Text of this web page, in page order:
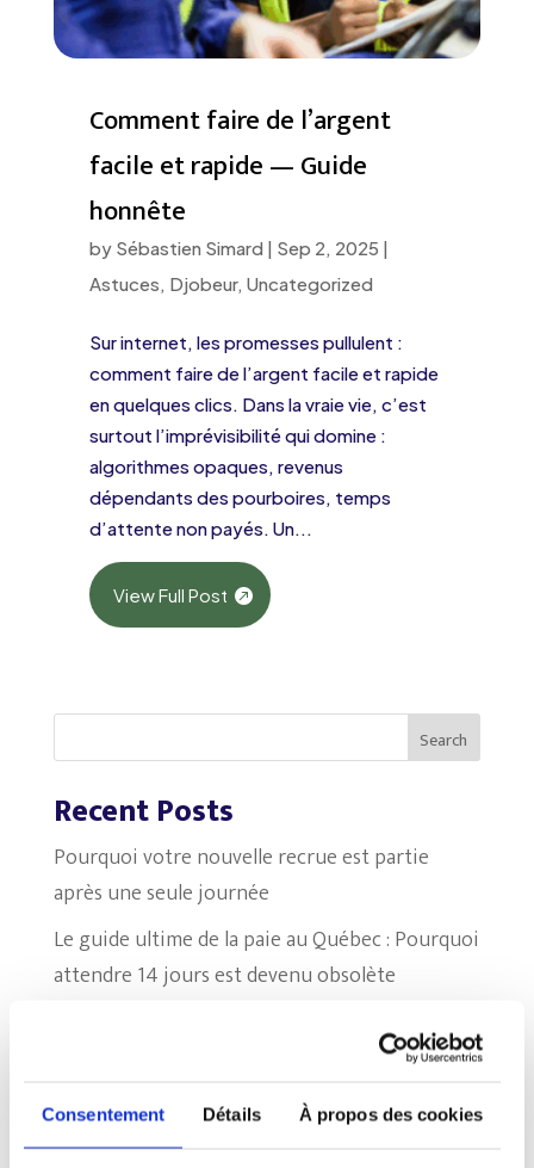
Consentement Détails À propos des cookies
Comment faire de l’argent
facile et rapide — Guide
honnête
by Sébastien Simard | Sep 2, 2025 |
Astuces, Djobeur, Uncategorized
Sur internet, les promesses pullulent :
comment faire de l’argent facile et rapide
en quelques clics. Dans la vraie vie, c’est
surtout l’imprévisibilité qui domine :
algorithmes opaques, revenus
dépendants des pourboires, temps
d’attente non payés. Un...
View Full Post
Search
Recent Posts
Pourquoi votre nouvelle recrue est partie
après une seule journée
Le guide ultime de la paie au Québec : Pourquoi
attendre 14 jours est devenu obsolète
Le ring et le panier d’achat : quand GSP et
Shopify décident de cogner sur nos certitudes
Comment maximiser vos chances d’être
sélectionné pour une mission Djob